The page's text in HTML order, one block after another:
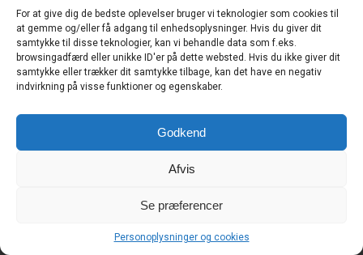
For at give dig de bedste oplevelser bruger vi teknologier som cookies til
at gemme og/eller få adgang til enhedsoplysninger. Hvis du giver dit
samtykke til disse teknologier, kan vi behandle data som f.eks.
browsingadfærd eller unikke ID'er på dette websted. Hvis du ikke giver dit
samtykke eller trækker dit samtykke tilbage, kan det have en negativ
indvirkning på visse funktioner og egenskaber.
Godkend
Afvis
Se præferencer
Personoplysninger og cookies
.
er Skandinaviens førende digitale branchemedie
Travelmedia Nordic ApS.
Ansvarshavende redaktør: